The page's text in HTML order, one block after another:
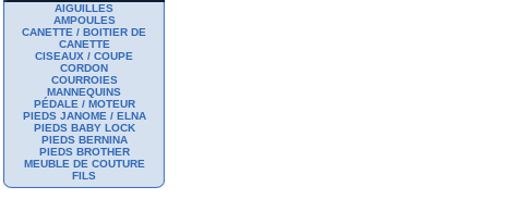
AIGUILLES
AMPOULES
CANETTE / BOITIER DE
CANETTE
CISEAUX / COUPE
CORDON
COURROIES
MANNEQUINS
PÉDALE / MOTEUR
PIEDS JANOME / ELNA
PIEDS BABY LOCK
PIEDS BERNINA
PIEDS BROTHER
MEUBLE DE COUTURE
FILS